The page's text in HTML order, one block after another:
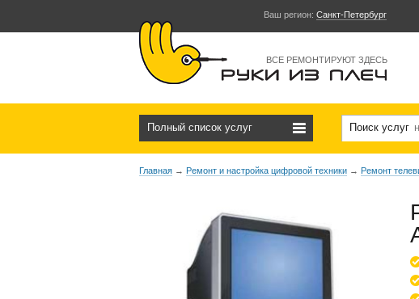
Ваш регион: Санкт-Петербург
ВСЕ РЕМОНТИРУЮТ ЗДЕСЬ
Полный список услуг Поиск услуг
Главная → Ремонт и настройка цифровой техники → Ремонт